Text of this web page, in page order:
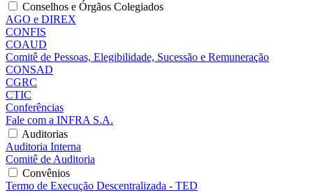
Conselhos e Órgãos Colegiados
AGO e DIREX
CONFIS
COAUD
Comitê de Pessoas, Elegibilidade, Sucessão e Remuneração
CONSAD
CGRC
CTIC
Conferências
Fale com a INFRA S.A.
Auditorias
Auditoria Interna
Comitê de Auditoria
Convênios
Termo de Execução Descentralizada - TED